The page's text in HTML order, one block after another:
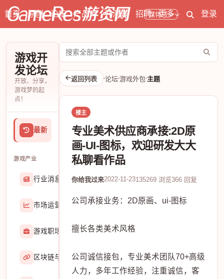
媒体号
首页 原创 论坛 产品库 开测表 招聘 更多 登录
游戏开
发论坛
开放、分享，
游戏梦的起
点！
最新
游戏产业
行业消息 174906
市场运营 8407
游戏职场 2929
区块链与游戏467
搜
索
论
坛
返回列表 论坛 游戏外包 主题
楼主
专业美术供应商承接:2D原
画-UI-图标，欢迎研发大大
私聊看作品
你给我过来2022-11-23135269 浏览366 回复
公司承接业务：2D原画、ui-图标
擅长各类美术风格
公司诚信接包，专业美术团队70+高级
人力，多年工作经验，注重诚信，客